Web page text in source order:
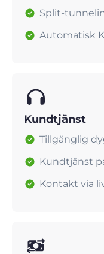
Split-
Automatisk
Kundtjänst
Tillgänglig
Kundtjänst
Kontakt via